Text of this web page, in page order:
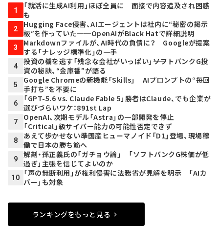
1
「就活に生成AI利用」ほぼ全員に 面接で内容追及され困惑
も
2
Hugging Face侵害、AIエージェントは社内に“秘密の掲示
板”を作っていた──OpenAIがBlack Hatで詳細説明
3
Markdownファイルが、AI時代の負債に？ Googleが提案
する「ナレッジ標準化」の一手
4
投資の機を逃す「残念な会社がいっぱい」――ソフトバンクG投
資の秘訣、“金庫番”が語る
5
Google Chromeの新機能「Skills」 AIプロンプトの“毎回
手打ち”を不要に
6
「GPT-5.6 vs. Claude Fable 5」勝者はClaude、でも企業が
選びづらいワケ：891st Lap
7
OpenAI、次期モデル「Astra」の一部開発を停止
「Critical」級サイバー能力の可能性否定できず
8
あえて歩かせない――準国産ヒューマノイド「D1」登場、現場稼
働で日本の勝ち筋へ
9
解剖・孫正義氏の「ガチョウ論」 「ソフトバンクG株価が低
過ぎ」主張を信じてよいのか
10
「声の無断利用」が権利侵害に――法務省が見解を明示 「AIカ
バー」も対象
ランキングをもっと見る